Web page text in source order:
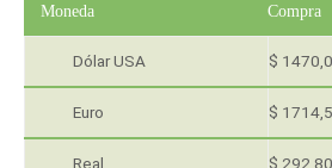
Moneda Compra
Dólar USA $
Euro $
Real $ 292,80